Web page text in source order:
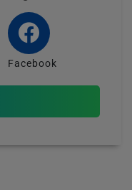
Facebook